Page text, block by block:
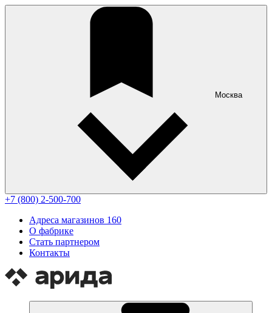
Москва
+7 (800) 2-500-700
Адреса магазинов 160
О фабрике
Стать партнером
Контакты